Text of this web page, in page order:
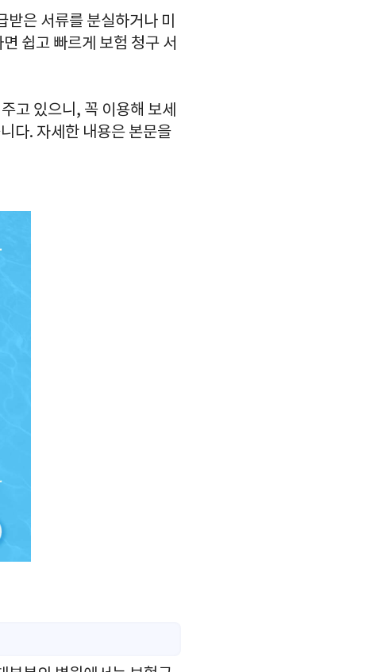
은 서류를 분실하거나 미
쉽고 빠르게 보험 청구 서
고 있으니, 꼭 이용해 보세
다. 자세한 내용은 본문을